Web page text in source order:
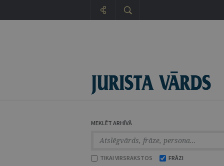
MEKLĒT ARHĪVĀ
TIKAI VIRSRAKSTOS FRĀZI